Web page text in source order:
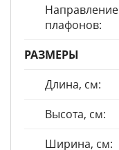
Направление
плафонов:
РАЗМЕРЫ
Длина, см:
Высота, см:
Ширина, см: